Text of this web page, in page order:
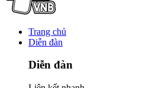
Trang chủ
Diễn đàn
Diễn đàn